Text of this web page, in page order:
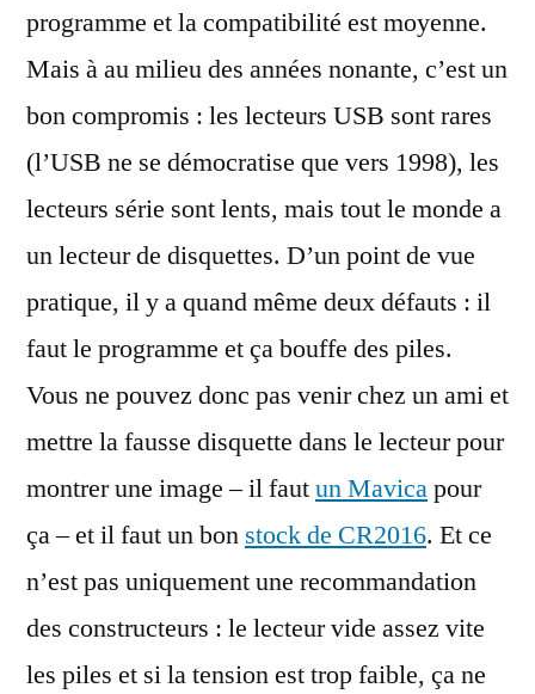
programme et la compatibilité est moyenne.
Mais à au milieu des années nonante, c’est un
bon compromis : les lecteurs USB sont rares
(l’USB ne se démocratise que vers 1998), les
lecteurs série sont lents, mais tout le monde a
un lecteur de disquettes. D’un point de vue
pratique, il y a quand même deux défauts : il
faut le programme et ça bouffe des piles.
Vous ne pouvez donc pas venir chez un ami et
mettre la fausse disquette dans le lecteur pour
montrer une image – il fautun Mavicapour
ça – et il faut un bon stock de CR2016. Et ce
n’est pas uniquement une recommandation
des constructeurs : le lecteur vide assez vite
les piles et si la tension est trop faible, ça ne